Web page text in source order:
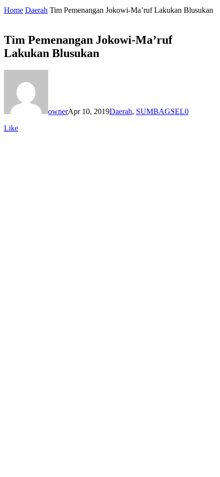
Home Daerah Tim Pemenangan Jokowi-Ma’ruf Lakukan Blusukan
Tim Pemenangan Jokowi-Ma’ruf
Lakukan Blusukan
ownerApr 10, 2019Daerah, SUMBAGSEL0
Like